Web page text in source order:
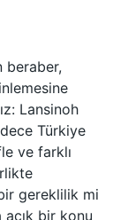
beraber,
Lansinoh
Türkiye
ve farklı
gereklilik mi
açık bir konu